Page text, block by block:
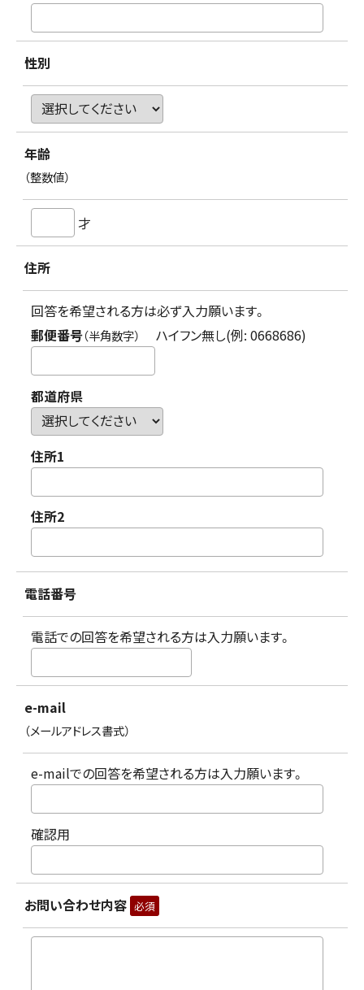
性別
年齢
（整数値）
才
住所
回答を希望される方は必ず入力願います。
郵便番号（半角数字） ハイフン無し(例: 0668686)
都道府県
住所1
住所2
電話番号
電話での回答を希望される方は入力願います。
e-mail
（メールアドレス書式）
e-mailでの回答を希望される方は入力願います。
確認用
お問い合わせ内容 必須